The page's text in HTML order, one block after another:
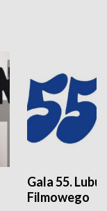
Gala 55.
Filmowego